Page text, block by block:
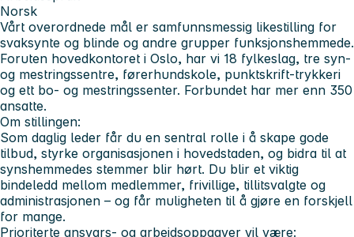
Norsk
Vårt overordnede mål er samfunnsmessig likestilling for
svaksynte og blinde og andre grupper funksjonshemmede.
Foruten hovedkontoret i Oslo, har vi 18 fylkeslag, tre syn-
og mestringssentre, førerhundskole, punktskrift-trykkeri
og ett bo- og mestringssenter. Forbundet har mer enn 350
ansatte.
Om stillingen:
Som daglig leder får du en sentral rolle i å skape gode
tilbud, styrke organisasjonen i hovedstaden, og bidra til at
synshemmedes stemmer blir hørt. Du blir et viktig
bindeledd mellom medlemmer, frivillige, tillitsvalgte og
administrasjonen – og får muligheten til å gjøre en forskjell
for mange.
Prioriterte ansvars- og arbeidsoppgaver vil være: